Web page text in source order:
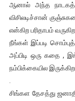
ஆனால் அந்த
விசிலடிச்சான்
என்கிற பரிதாபம்
நீங்கள் இப்படி
அப்பிடி ஒரு கதை ,
நம்பிக்கையில
சிங்கள தேசத்து